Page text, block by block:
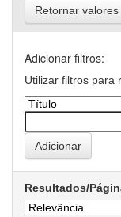
Retornar valores
Adicionar filtros:
Utilizar filtros para
Resultados/